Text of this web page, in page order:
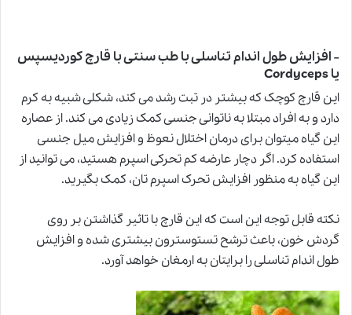
– افزایش طول اندام تناسلی با طب سنتی با قارچ کوردیسپس
یا Cordyceps
این قارچ کوچک که بیشتر در تبت رشد می کند، شکلی شبیه به کرم
دارد و به افراد مبتلا به ناتوانی جنسی کمک زیادی می کند. از عصاره
این گیاه میتوان برای درمان اختلال نعوظ و افزایش میل جنسی
استفاده کرد. اگر دچار عارضه کم تحرکی اسپرم هستید، می توانید از
این گیاه به منظور افزایش تحرک اسپرم تان، کمک بگیرید.
نکته قابل توجه این است که این قارچ با تاثیر گذاشتن بر روی
گردش خون، باعث ترشح تستوسترون بیشتری شده و افزایش
طول اندام تناسلی را برایتان به ارمغان خواهد آورد.